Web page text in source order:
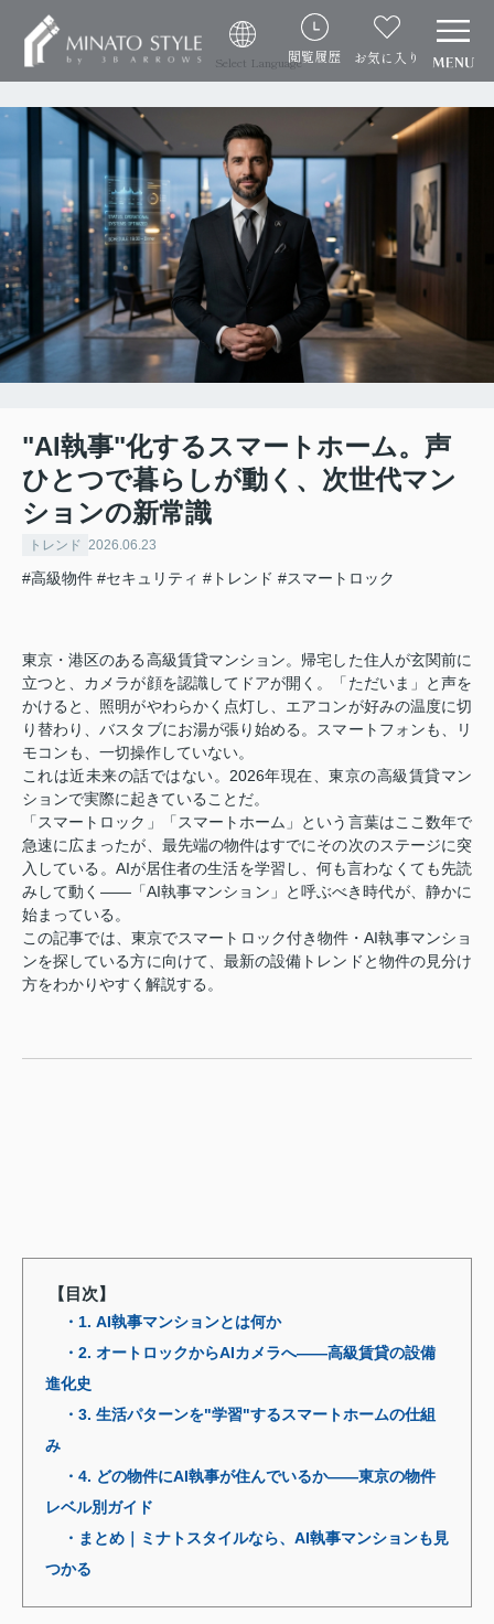
Select Language閲覧履歴 お気に入り
"AI執事"化するスマートホーム。声
ひとつで暮らしが動く、次世代マン
ションの新常識
トレンド 2026.06.23
#高級物件 #セキュリティ #トレンド #スマートロック
東京・港区のある高級賃貸マンション。帰宅した住人が玄関前に
立つと、カメラが顔を認識してドアが開く。「ただいま」と声を
かけると、照明がやわらかく点灯し、エアコンが好みの温度に切
り替わり、バスタブにお湯が張り始める。スマートフォンも、リ
モコンも、一切操作していない。
これは近未来の話ではない。2026年現在、東京の高級賃貸マン
ションで実際に起きていることだ。
「スマートロック」「スマートホーム」という言葉はここ数年で
急速に広まったが、最先端の物件はすでにその次のステージに突
入している。AIが居住者の生活を学習し、何も言わなくても先読
みして動く——「AI執事マンション」と呼ぶべき時代が、静かに
始まっている。
この記事では、東京でスマートロック付き物件・AI執事マンショ
ンを探している方に向けて、最新の設備トレンドと物件の見分け
方をわかりやすく解説する。
【目次】
・1. AI執事マンションとは何か
・2. オートロックからAIカメラへ——高級賃貸の設備
進化史
・3. 生活パターンを"学習"するスマートホームの仕組
み
・4. どの物件にAI執事が住んでいるか——東京の物件
レベル別ガイド
・まとめ｜ミナトスタイルなら、AI執事マンションも見
つかる